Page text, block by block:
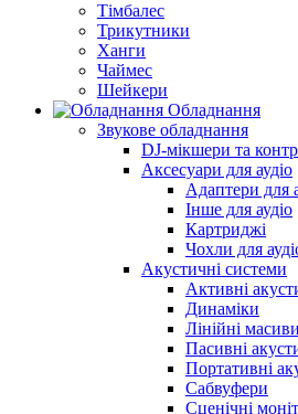
Тімбалес
Трикутники
Ханги
Чаймес
Шейкери
Обладнання
Звукове обладнання
DJ-мікшери та
Аксесуари для аудіо
Адаптери для
Інше для аудіо
Картриджі
Чохли для
Акустичні системи
Активні
Динаміки
Лінійні масиви
Пасивні
Портативні
Сабвуфери
Сценічні